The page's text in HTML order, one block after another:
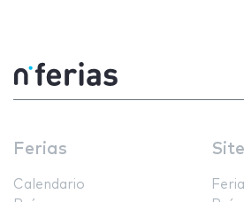
Ferias
Calendario